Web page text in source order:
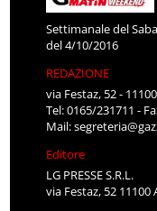
Settimanale del
del 4/10/2016
REDAZIONE
via Festaz, 52 -
Tel: 0165/231711 -
Mail:
Editore
LG PRESSE S.R.L.
via Festaz, 52 11100